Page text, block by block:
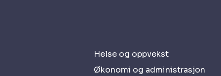
Helse og oppvekst
Økonomi og administrasjon